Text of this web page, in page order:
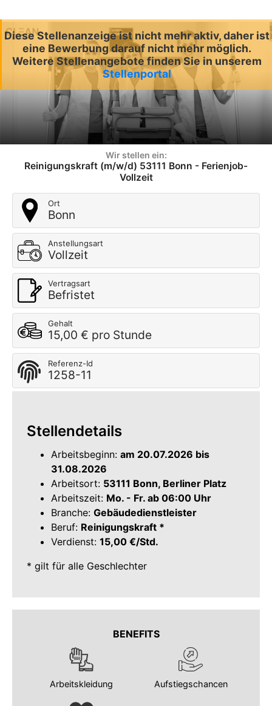
Diese Stellenanzeige ist nicht mehr aktiv, daher ist
eine Bewerbung darauf nicht mehr möglich.
Weitere Stellenangebote finden Sie in unserem
Stellenportal
Wir stellen ein:
Reinigungskraft (m/w/d) 53111 Bonn - Ferienjob-
Vollzeit
Ort
Bonn
Anstellungsart
Vollzeit
Vertragsart
Befristet
Gehalt
15,00 € pro Stunde
Referenz-Id
1258-11
Stellendetails
Arbeitsbeginn: am 20.07.2026 bis
31.08.2026
Arbeitsort: 53111 Bonn, Berliner Platz
Arbeitszeit: Mo. - Fr. ab 06:00 Uhr
Branche: Gebäudedienstleister
Beruf: Reinigungskraft *
Verdienst: 15,00 €/Std.
* gilt für alle Geschlechter
BENEFITS
Arbeitskleidung Aufstiegschancen